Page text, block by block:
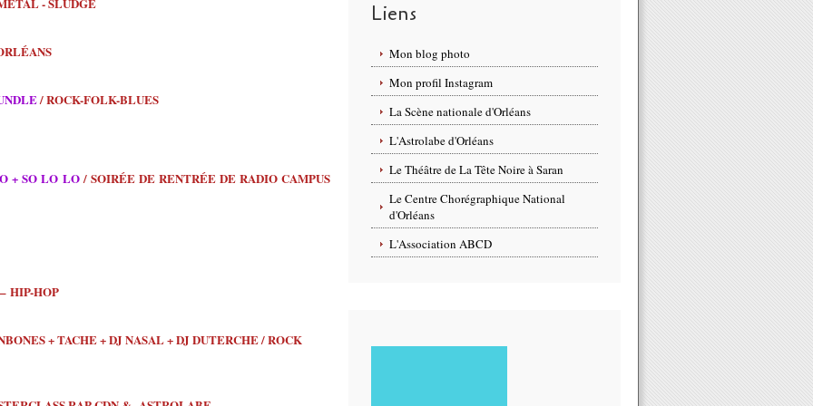
/ ROCK-FOLK-BLUES
+ SO LO LO/ SOIRÉE DE RENTRÉE DE RADIO CAMPUS
HIP-HOP
+ TACHE + DJ NASAL + DJ DUTERCHE / ROCK
Liens
Mon blog photo
Mon profil Instagram
La Scène nationale d'Orléans
L'Astrolabe d'Orléans
Le Théâtre de La Tête Noire à Saran
Le Centre Chorégraphique National
d'Orléans
L'Association ABCD